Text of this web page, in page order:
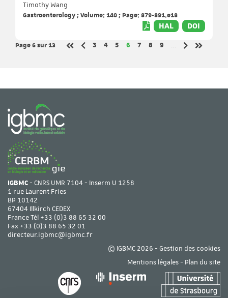
Timothy Wang
Gastroenterology ; Volume: 140 ; Page: 879-891.e18
HAL DOI
Page 6sur 13
Page
3 Page
4 Page
5 Page
6 Page
7 Page
8 Page
9
…
IGBMC- CNRS UMR 7104 - Inserm U 1258
1 rue Laurent Fries
BP 10142
67404 Illkirch CEDEX
France Tél +33 (0)3 88 65 32 00
Fax +33 (0)3 88 65 32 01
directeur.igbmc@igbmc.fr
© IGBMC 2026 - Gestion des cookies
Mentions légales- Plan du site